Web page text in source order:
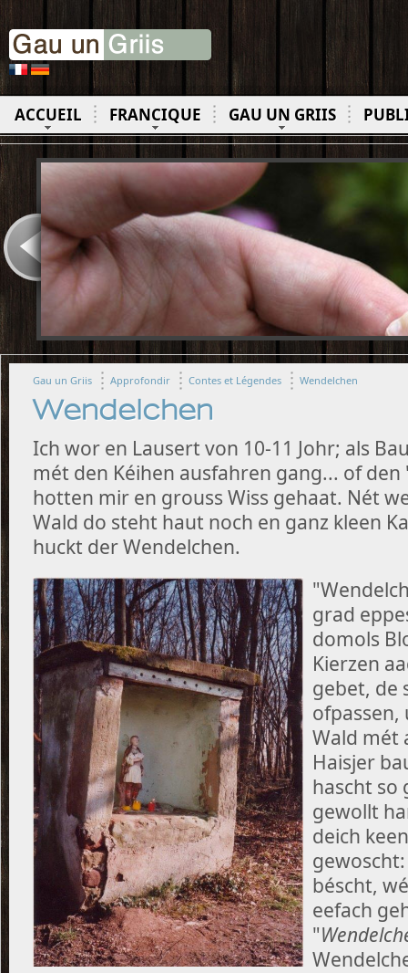
ACCUEIL FRANCIQUE GAU UN GRIIS
Gau un Griis Approfondir Contes et Légendes Wendelchen
Wendelchen
Ich wor en Lausert von 10-11 Johr; als
mét den Kéihen ausfahren gang... of den
hotten mir en grouss Wiss gehaat. Nét
Wald do steht haut noch en ganz kleen
huckt der Wendelchen.
grad
domols
Kierzen
gebet, de
ofpassen,
Wald mét
Haisjer
hascht so
gewollt
deich
béscht,
eefach
"